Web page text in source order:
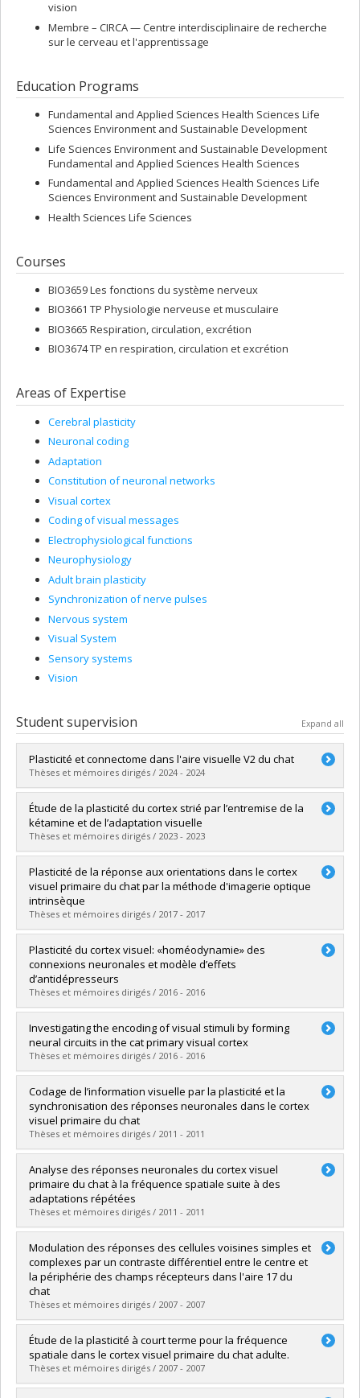
vision
Membre – CIRCA — Centre interdisciplinaire de recherche
sur le cerveau et l'apprentissage
Education Programs
Fundamental and Applied Sciences Health Sciences Life
Sciences Environment and Sustainable Development
Life Sciences Environment and Sustainable Development
Fundamental and Applied Sciences Health Sciences
Fundamental and Applied Sciences Health Sciences Life
Sciences Environment and Sustainable Development
Health Sciences Life Sciences
Courses
BIO3659 Les fonctions du système nerveux
BIO3661 TP Physiologie nerveuse et musculaire
BIO3665 Respiration, circulation, excrétion
BIO3674 TP en respiration, circulation et excrétion
Areas of Expertise
Cerebral plasticity
Neuronal coding
Adaptation
Constitution of neuronal networks
Visual cortex
Coding of visual messages
Electrophysiological functions
Neurophysiology
Adult brain plasticity
Synchronization of nerve pulses
Nervous system
Visual System
Sensory systems
Vision
Student supervision Expand all
Plasticité et connectome dans l'aire visuelle V2 du chat
Thèses et mémoires dirigés / 2024 - 2024
Graduate :Lussiez, Rudy
Cycle :Doctoral
Grade :Ph. D.
Lien vers le document dans Papyrus
Étude de la plasticité du cortex strié par l’entremise de la
kétamine et de l’adaptation visuelle
Thèses et mémoires dirigés / 2023 - 2023
Graduate : Ouelhazi, Afef
Cycle :Doctoral
Grade :Ph. D.
Lien vers le document dans Papyrus
Plasticité de la réponse aux orientations dans le cortex
visuel primaire du chat par la méthode d'imagerie optique
intrinsèque
Thèses et mémoires dirigés / 2017 - 2017
Graduate : Cattan, Sarah
Cycle :Doctoral
Grade :Ph. D.
Lien vers le document dans Papyrus
Plasticité du cortex visuel: «homéodynamie» des
connexions neuronales et modèle d’effets
d’antidépresseurs
Thèses et mémoires dirigés / 2016 - 2016
Graduate :Bachatene, Lyes
Cycle : Doctoral
Grade :Ph. D.
Lien vers le document dans Papyrus
Investigating the encoding of visual stimuli by forming
neural circuits in the cat primary visual cortex
Thèses et mémoires dirigés / 2016 - 2016
Graduate :Bharmauria, Vishal
Cycle :Doctoral
Grade :Ph. D.
Lien vers le document dans Papyrus
Codage de l’information visuelle par la plasticité et la
synchronisation des réponses neuronales dans le cortex
visuel primaire du chat
Thèses et mémoires dirigés / 2011 - 2011
Graduate :Nemri, Abdellatif
Cycle :Doctoral
Grade :Ph. D.
Lien vers le document dans Papyrus
Analyse des réponses neuronales du cortex visuel
primaire du chat à la fréquence spatiale suite à des
adaptations répétées
Thèses et mémoires dirigés / 2011 - 2011
Graduate : Marshansky, Serguei
Cycle :Master's
Grade :M. Sc.
Lien vers le document dans Papyrus
Modulation des réponses des cellules voisines simples et
complexes par un contraste différentiel entre le centre et
la périphérie des champs récepteurs dans l'aire 17 du
chat
Thèses et mémoires dirigés / 2007 - 2007
Graduate :Gillet, Pierre-Camille
Cycle :Master's
Grade :M. Sc.
Lien vers le document dans Papyrus
Étude de la plasticité à court terme pour la fréquence
spatiale dans le cortex visuel primaire du chat adulte.
Thèses et mémoires dirigés / 2007 - 2007